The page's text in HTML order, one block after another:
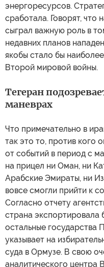
энергоресурсов.
сработала. Говорят, что
сыграл важную роль в
недавних планов
якобы стало бы
Второй мировой войны.
Тегеран
маневрах
Что примечательно в
так это то, против кого
от событий в период с
на прицел ни Оман, ни
Арабские Эмираты, ни
вовсе смогли прийти к
Согласно отчету
страна экспортировала
остальные государства
указывает на
суда в Ормузе. В свою
аналитического центра